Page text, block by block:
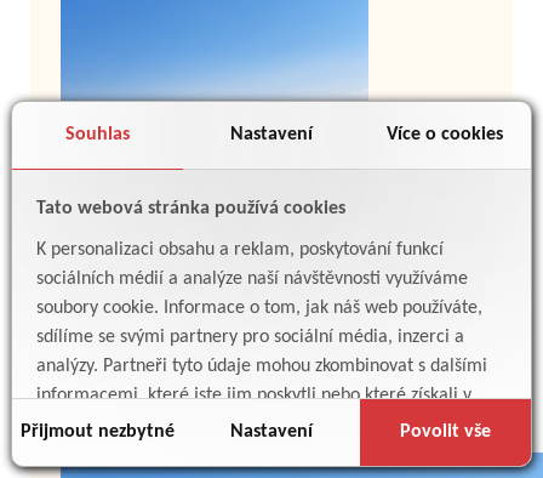
Souhlas Nastavení Více o cookies
Tato webová stránka používá cookies
K personalizaci obsahu a reklam, poskytování funkcí
sociálních médií a analýze naší návštěvnosti využíváme
soubory cookie. Informace o tom, jak náš web používáte,
sdílíme se svými partnery pro sociální média, inzerci a
analýzy. Partneři tyto údaje mohou zkombinovat s dalšími
informacemi, které jste jim poskytli nebo které získali v
důsledku toho, že používáte jejich služby.
Přijmout nezbytné Nastavení Povolit vše